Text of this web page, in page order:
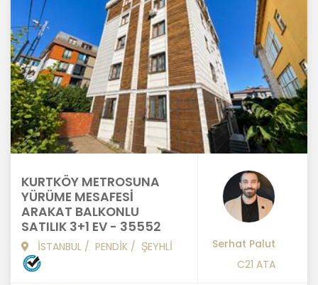
KURTKÖY METROSUNA
YÜRÜME MESAFESİ
ARAKAT BALKONLU
SATILIK 3+1 EV - 35552
İSTANBUL / PENDİK / ŞEYHLİ
Serhat Palut
C21 ATA